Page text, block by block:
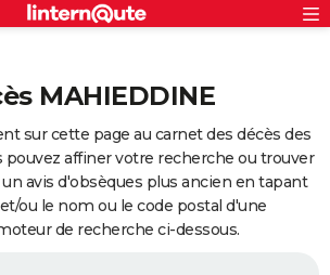
MAHIEDDINE
sur cette page au carnet des décès des
pouvez affiner votre recherche ou trouver
avis d'obsèques plus ancien en tapant
ou le nom ou le code postal d'une
de recherche ci-dessous.